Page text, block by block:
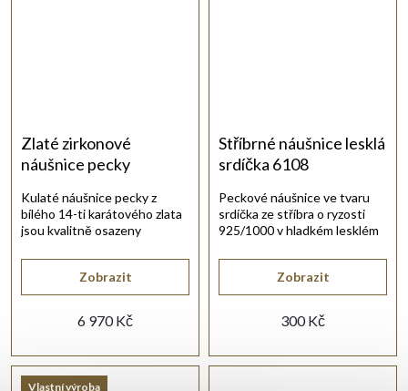
Zlaté zirkonové
náušnice pecky
6 970 Kč
Zobrazit
Kulaté náušnice pecky z
bílého 14-ti karátového zlata
jsou kvalitně osazeny
Stříbrné náušnice lesklá
srdíčka 6108
300 Kč
Zobrazit
Peckové náušnice ve tvaru
srdíčka ze stříbra o ryzosti
925/1000 v hladkém lesklém
Vlastní výroba